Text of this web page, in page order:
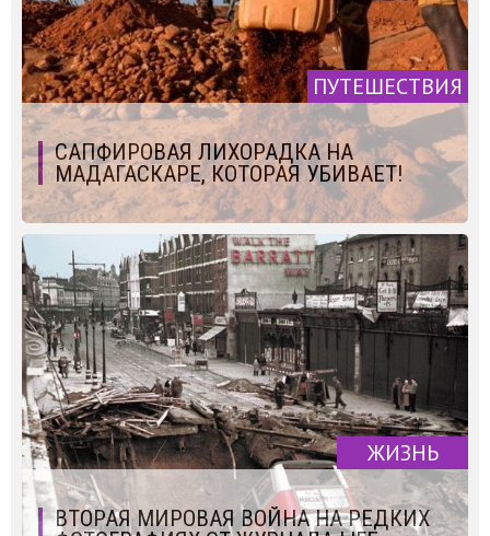
ПУТЕШЕСТВИЯ
САПФИРОВАЯ ЛИХОРАДКА НА
МАДАГАСКАРЕ, КОТОРАЯ УБИВАЕТ!
ЖИЗНЬ
ВТОРАЯ МИРОВАЯ ВОЙНА НА РЕДКИХ